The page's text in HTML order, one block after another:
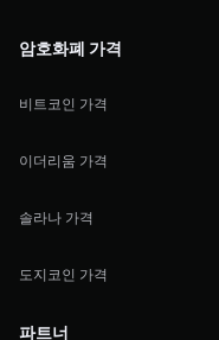
암호화폐 가격
비트코인 가격
이더리움 가격
솔라나 가격
도지코인 가격
파트너